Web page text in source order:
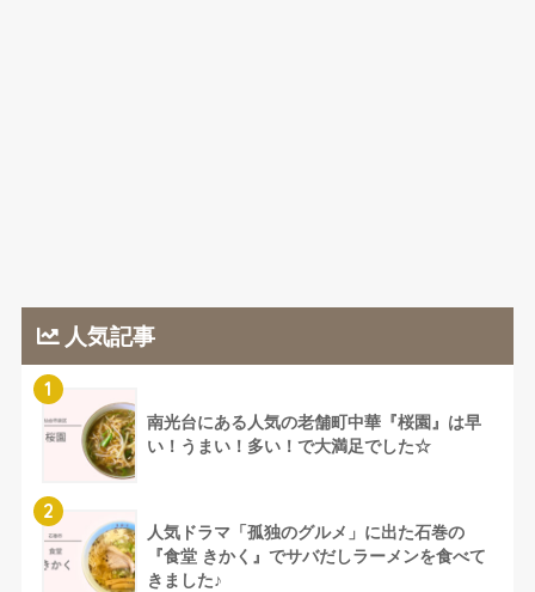
人気記事
1
南光台にある人気の老舗町中華『桜園』は早
い！うまい！多い！で大満足でした☆
2
人気ドラマ「孤独のグルメ」に出た石巻の
『食堂 きかく』でサバだしラーメンを食べて
きました♪